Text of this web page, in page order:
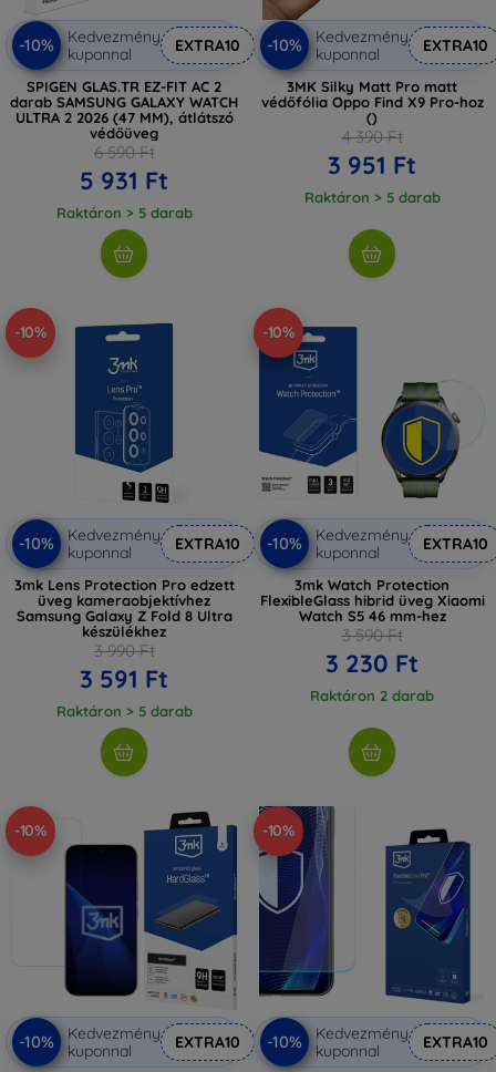
-10%
Kedvezmény
kuponnal
EXTRA10
SPIGEN GLAS.TR EZ-FIT AC 2
darab SAMSUNG GALAXY WATCH
ULTRA 2 2026 (47 MM), átlátszó
védőüveg
6 590 Ft
5 931 Ft
Raktáron > 5 darab
-10%
Kedvezmény
kuponnal
EXTRA10
3MK Silky Matt Pro matt
védőfólia Oppo Find X9 Pro-hoz
()
4 390 Ft
3 951 Ft
Raktáron > 5 darab
-10%
-10%
Kedvezmény
kuponnal
EXTRA10
3mk Lens Protection Pro edzett
üveg kameraobjektívhez
Samsung Galaxy Z Fold 8 Ultra
készülékhez
3 990 Ft
3 591 Ft
Raktáron > 5 darab
-10%
-10%
Kedvezmény
kuponnal
EXTRA10
3mk Watch Protection
FlexibleGlass hibrid üveg Xiaomi
Watch S5 46 mm-hez
3 590 Ft
3 230 Ft
Raktáron 2 darab
-10%
-10%
Kedvezmény
kuponnal
EXTRA10
-10%
-10%
Kedvezmény
kuponnal
EXTRA10